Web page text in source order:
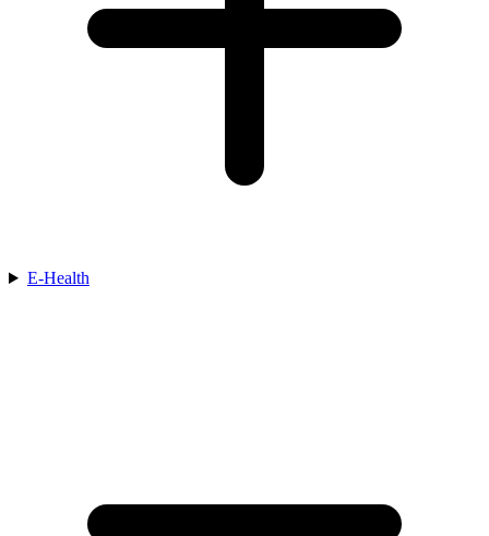
E-Health